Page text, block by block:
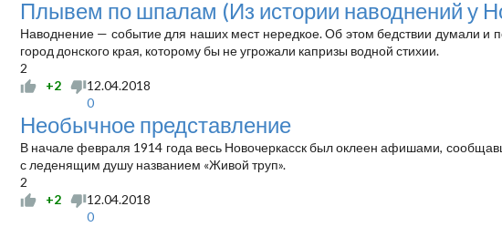
Плывем по шпалам (Из истории наводнений у
Наводнение — событие для наших мест нередкое. Об этом бедствии думали и
город донского края, которому бы не угрожали капризы водной стихии.
2
+2
12.04.2018
0
Необычное представление
В начале февраля 1914 года весь Новочеркасск был оклеен афишами,
с леденящим душу названием «Живой труп».
2
+2
12.04.2018
0